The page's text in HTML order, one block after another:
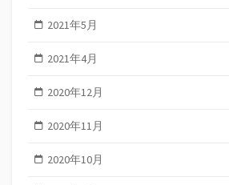
2021年5月
2021年4月
2020年12月
2020年11月
2020年10月